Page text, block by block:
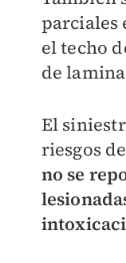
parciales
el techo
de
El
riesgos
no se